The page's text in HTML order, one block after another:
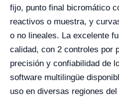
fijo, punto final bicromático
reactivos o muestra, y
o no lineales. La excelente
calidad, con 2 controles por
precisión y confiabilidad de
software multilingüe
uso en diversas regiones